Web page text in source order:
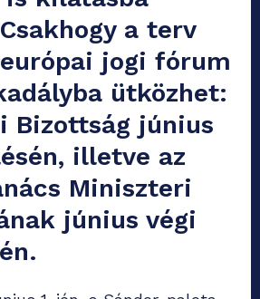
a terv
jogi fórum
ütközhet:
Bizottság június
illetve az
Miniszteri
június végi